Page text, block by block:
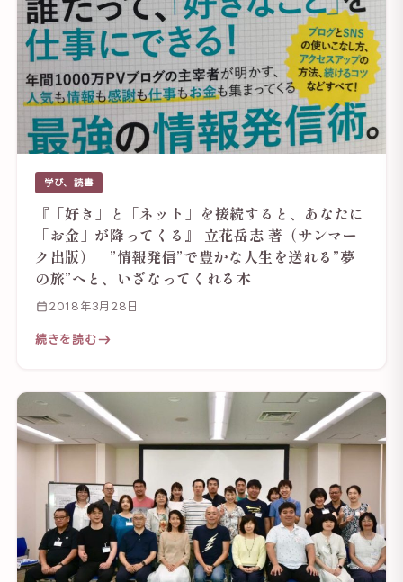
学び、読書
『「好き」と「ネット」を接続すると、あなたに
「お金」が降ってくる』 立花岳志 著（サンマー
ク出版） ”情報発信”で豊かな人生を送れる”夢
の旅”へと、いざなってくれる本
2018年3月28日
続きを読む